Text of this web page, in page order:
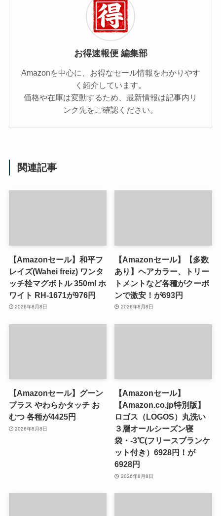
お得速報便 編集部
Amazonを中心に、お得なセール情報をわかりやす
く紹介しています。
価格や在庫は変動するため、最新情報は記事内リ
ンク先をご確認ください。
関連記事
【Amazonセール】和平フ
レイズ(Wahei freiz) ワンタ
ッチ栓マグボトル 350ml ホ
ワイト RH-1671が976円
2026年8月8日
【Amazonセール】【多数
あり】ヘアカラー、トリー
トメントなど各種がクーポ
ンで激安！が693円
2026年8月8日
【Amazonセール】グーン
プラス やわらかタッチ お
むつ 各種が4425円
2026年8月8日
【Amazonセール】
【Amazon.co.jp特別版】
ロゴス（LOGOS）丸洗い
３層オールシーズン寝
袋・-3℃(フリースブランケ
ット付き）6928円！が
6928円
2026年8月8日